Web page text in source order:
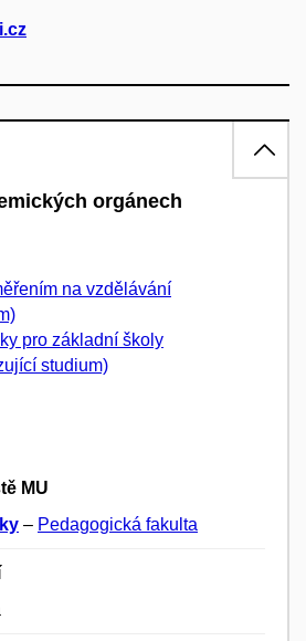
orgánech
na vzdělávání
pro základní školy
studium)
MU
– Pedagogická fakulta